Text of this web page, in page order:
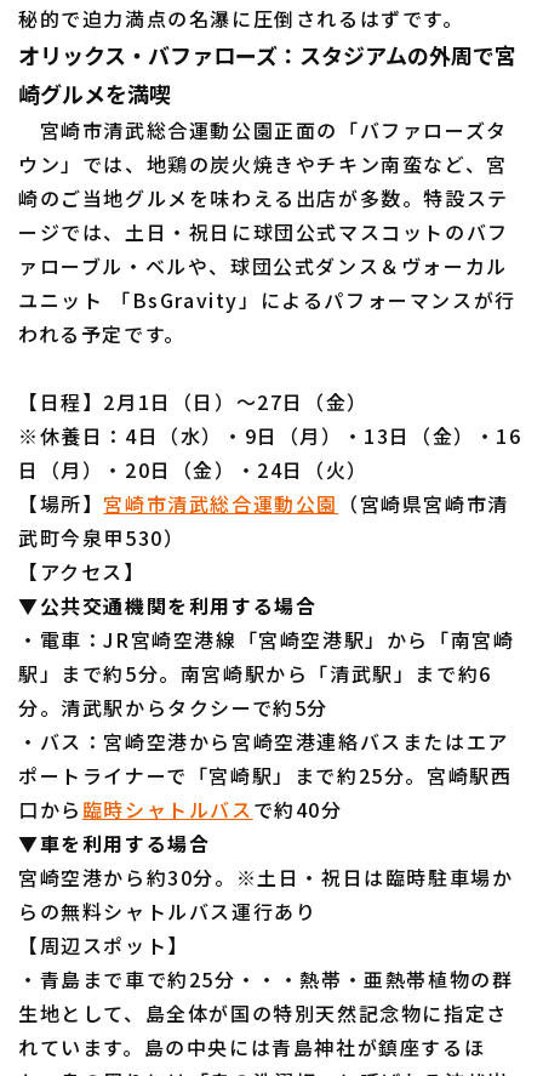
秘的で迫力満点の名瀑に圧倒されるはずです。
オリックス・バファローズ：スタジアムの外周で宮
崎グルメを満喫
宮崎市清武総合運動公園正面の「バファローズタ
ウン」では、地鶏の炭火焼きやチキン南蛮など、宮
崎のご当地グルメを味わえる出店が多数。特設ステ
ージでは、土日・祝日に球団公式マスコットのバフ
ァローブル・ベルや、球団公式ダンス＆ヴォーカル
ユニット 「BsGravity」によるパフォーマンスが行
われる予定です。
【日程】2月1日（日）～27日（金）
※休養日：4日（水）・9日（月）・13日（金）・16
日（月）・20日（金）・24日（火）
【場所】 宮崎市清武総合運動公園 （宮崎県宮崎市清
武町今泉甲530）
【アクセス】
▼公共交通機関を利用する場合
・電車：JR宮崎空港線「宮崎空港駅」から「南宮崎
駅」まで約5分。南宮崎駅から「清武駅」まで約6
分。清武駅からタクシーで約5分
・バス：宮崎空港から宮崎空港連絡バスまたはエア
ポートライナーで「宮崎駅」まで約25分。宮崎駅西
口から 臨時シャトルバスで約40分
▼車を利用する場合
宮崎空港から約30分。※土日・祝日は臨時駐車場か
らの無料シャトルバス運行あり
【周辺スポット】
・青島まで車で約25分・・・熱帯・亜熱帯植物の群
生地として、島全体が国の特別天然記念物に指定さ
れています。島の中央には青島神社が鎮座するほ